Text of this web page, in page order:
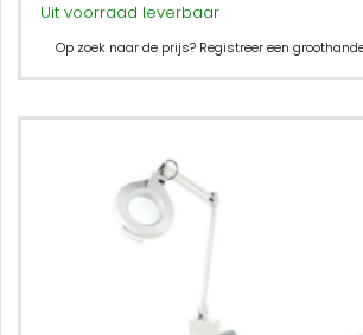
Uit voorraad leverbaar
Op zoek naar de prijs? Registreer een